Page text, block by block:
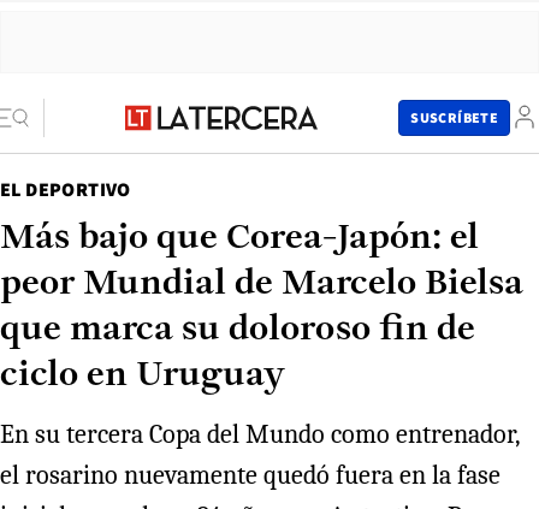
SUSCRÍBETE
EL DEPORTIVO
Más bajo que Corea-Japón: el
peor Mundial de Marcelo Bielsa
que marca su doloroso fin de
ciclo en Uruguay
En su tercera Copa del Mundo como entrenador,
el rosarino nuevamente quedó fuera en la fase